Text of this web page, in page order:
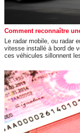
Comment reconnaître
Le radar mobile, ou radar
vitesse installé à bord de
ces véhicules sillonnent